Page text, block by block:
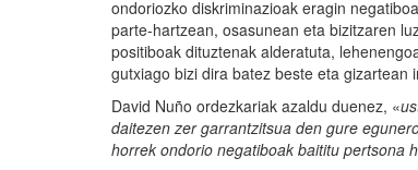
ondoriozko diskriminazioak eragin
parte-hartzean, osasunean eta bizitzaren
positiboak dituztenak alderatuta,
gutxiago bizi dira batez beste eta gizartean
David Nuño ordezkariak azaldu duenez, «
daitezen zer garrantzitsua den gure
horrek ondorio negatiboak baititu pertsona